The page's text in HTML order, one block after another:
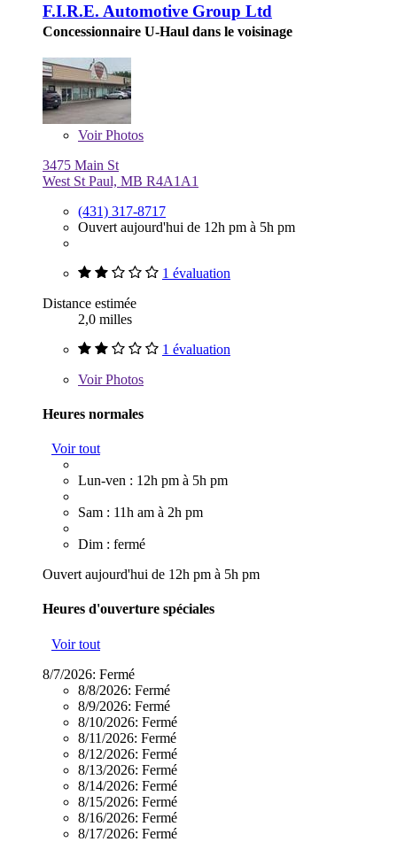
F.I.R.E. Automotive Group Ltd
Concessionnaire U-Haul dans le voisinage
VoirPhotos
3475 Main St
West St Paul, MB R4A1A1
(431) 317-8717
Ouvert aujourd'hui de 12h pm à 5h pm
1 évaluation
Distance estimée
2,0 milles
1 évaluation
VoirPhotos
Heures normales
Voir tout
Lun-ven : 12h pm à 5h pm
Sam : 11h am à 2h pm
Dim : fermé
Ouvert aujourd'hui de 12h pm à 5h pm
Heures d'ouverture spéciales
Voir tout
8/7/2026: Fermé
8/8/2026: Fermé
8/9/2026: Fermé
8/10/2026: Fermé
8/11/2026: Fermé
8/12/2026: Fermé
8/13/2026: Fermé
8/14/2026: Fermé
8/15/2026: Fermé
8/16/2026: Fermé
8/17/2026: Fermé